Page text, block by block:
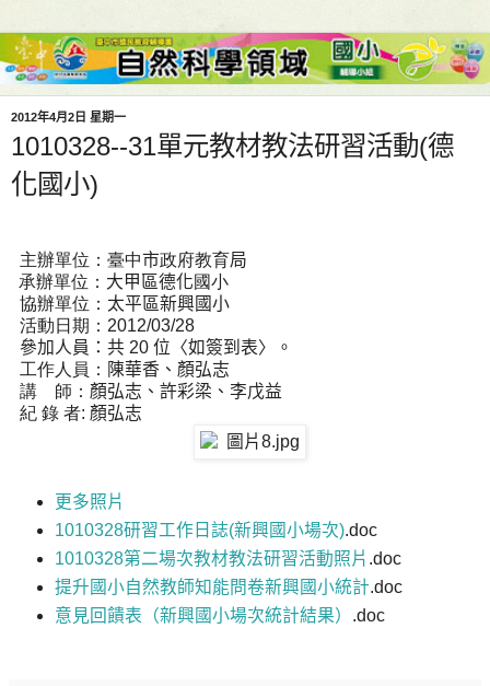
2012年4月2日 星期一
1010328--31單元教材教法研習活動(德
化國小)
主辦單位：臺中市政府教育局
承辦單位： 大甲區德化國小
協辦單位： 太平區新興國小
活動日期： 2012/03/28
參加人員：共 20 位〈如簽到表〉。
工作人員： 陳華香、顏弘志
講
師： 顏弘志、許彩梁、李戊益
紀 錄 者: 顏弘志
更多照片
1010328研習工作日誌(新興國小場次).doc
1010328第二場次教材教法研習活動照片 .doc
提升國小自然教師知能問卷新興國小統計.doc
意見回饋表（新興國小場次統計結果） .doc